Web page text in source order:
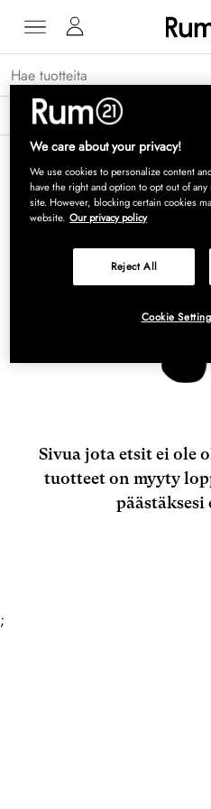
Saat 15 % alennusta Grythyttan
Sivua jota etsit ei ole
tuotteet on myyty
;
We care about your privacy!
We use cookies to personalize content
have the right and option to opt out of
site. However, blocking certain cookies
website. Our privacy policy
Reject All
Cookie